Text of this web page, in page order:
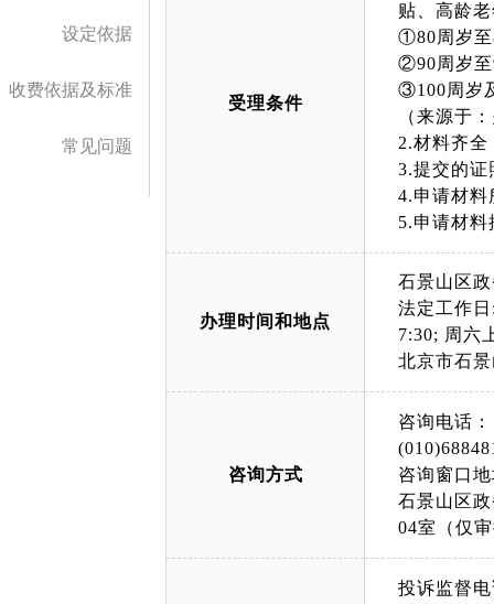
设定依据
收费依据及标准
常见问题
受理条件
贴、高龄
①80周岁至
②90周岁至
③100周岁
（来源于
2.材料齐
3.提交的证
4.申请材料
5.申请材
办理时间和地点
石景山区
法定工作
7:30; 周六
北京市石
咨询方式
咨询电话：
咨询窗口
石景山区
04室（仅
投诉监督